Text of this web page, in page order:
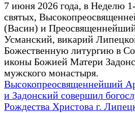
7 июня 2026 года, в Неделю
святых,
(Васин) и
Усманский, викарий
Божественную литургию в
иконы Божией Матери
мужского монастыря.
Высокопреосвященнейший
и Задонский совершил
Рождества Христова г.